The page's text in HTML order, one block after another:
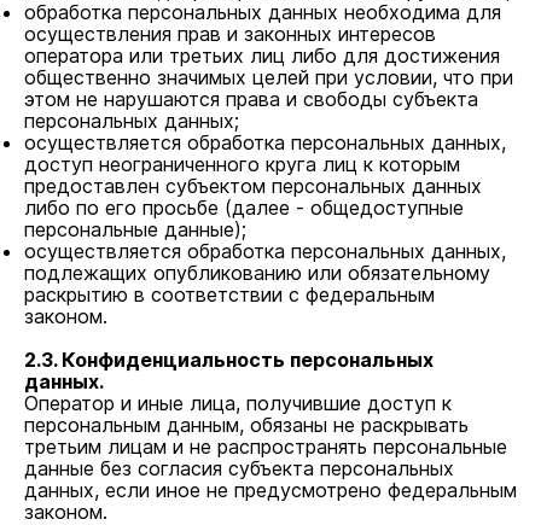
обработка персональных данных необходима для
осуществления прав и законных интересов
оператора или третьих лиц либо для достижения
общественно значимых целей при условии, что при
этом не нарушаются права и свободы субъекта
персональных данных;
осуществляется обработка персональных данных,
доступ неограниченного круга лиц к которым
предоставлен субъектом персональных данных
либо по его просьбе (далее - общедоступные
персональные данные);
осуществляется обработка персональных данных,
подлежащих опубликованию или обязательному
раскрытию в соответствии с федеральным
законом.
2.3. Конфиденциальность персональных
данных.
Оператор и иные лица, получившие доступ к
персональным данным, обязаны не раскрывать
третьим лицам и не распространять персональные
данные без согласия субъекта персональных
данных, если иное не предусмотрено федеральным
законом.